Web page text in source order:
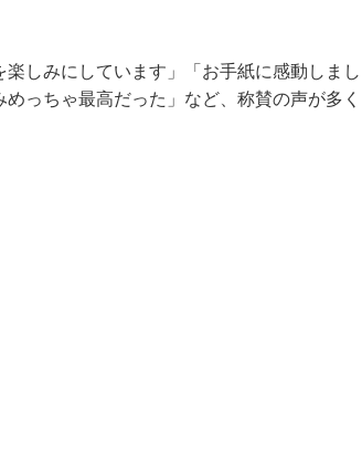
しみにしています」「お手紙に感動しまし
っちゃ最高だった」など、称賛の声が多く